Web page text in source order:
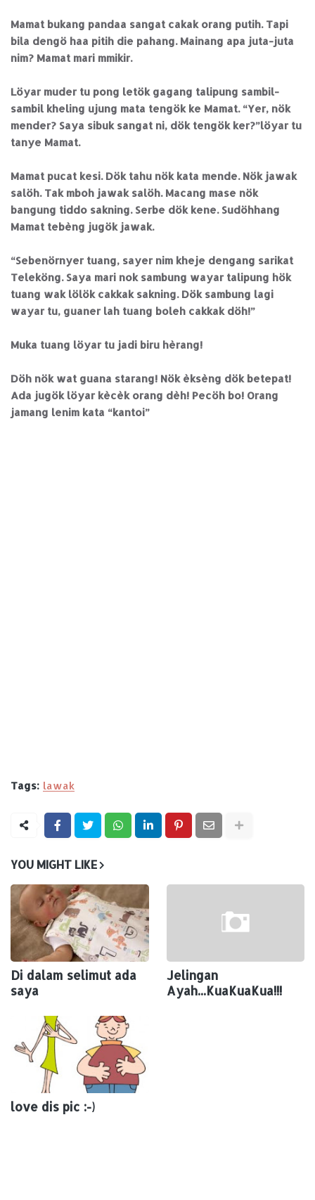
Mamat bukang pandaa sangat cakak orang putih. Tapi
bila dengö haa pitih die pahang. Mainang apa juta-juta
nim? Mamat mari mmikir.
Löyar muder tu pong letök gagang talipung sambil-
sambil kheling ujung mata tengök ke Mamat. “Yer, nök
mender? Saya sibuk sangat ni, dök tengök ker?”löyar tu
tanye Mamat.
Mamat pucat kesi. Dök tahu nök kata mende. Nök jawak
salöh. Tak mboh jawak salöh. Macang mase nök
bangung tiddo sakning. Serbe dök kene. Sudöhhang
Mamat tebèng jugök jawak.
“Sebenörnyer tuang, sayer nim kheje dengang sarikat
Teleköng. Saya mari nok sambung wayar talipung hök
tuang wak lölök cakkak sakning. Dök sambung lagi
wayar tu, guaner lah tuang boleh cakkak döh!”
Muka tuang löyar tu jadi biru hèrang!
Döh nök wat guana starang! Nök èksèng dök betepat!
Ada jugök löyar kècèk orang dèh! Pecöh bo! Orang
jamang lenim kata “kantoi”
Tags: lawak
YOU MIGHT LIKE
Di dalam selimut ada
saya
Jelingan
Ayah...KuaKuaKua!!!
love dis pic :-)